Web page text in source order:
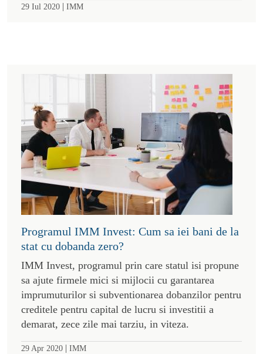
29 Iul 2020 | IMM
Programul IMM Invest: Cum sa iei bani de la
stat cu dobanda zero?
IMM Invest, programul prin care statul isi propune
sa ajute firmele mici si mijlocii cu garantarea
imprumuturilor si subventionarea dobanzilor pentru
creditele pentru capital de lucru si investitii a
demarat, zece zile mai tarziu, in viteza.
29 Apr 2020 | IMM